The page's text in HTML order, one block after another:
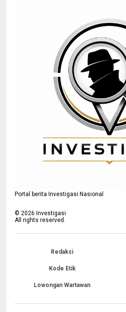
Portal berita Investigasi Nasional
©2026 Investigasi
All rights reserved.
Redaksi
Kode Etik
Lowongan Wartawan